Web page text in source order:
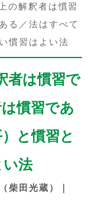
の解釈者は慣習
る／法はすべて
慣習はよい法
者は慣習で
慣習であ
と慣習と
い法
柴田光蔵）｜